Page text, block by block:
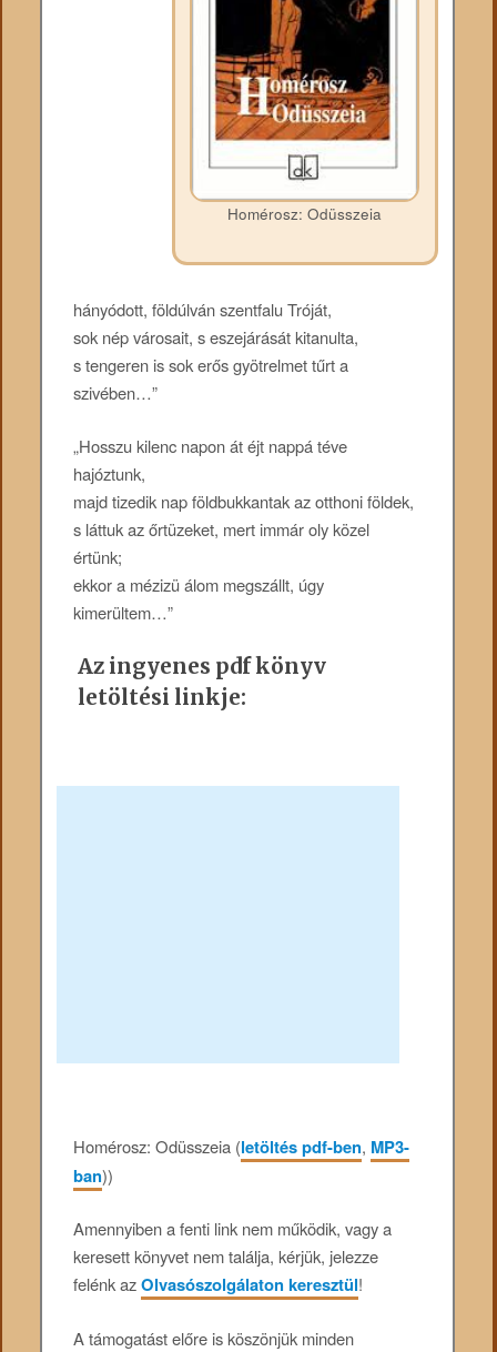
Homérosz: Odüsszeia
hányódott, földúlván szentfalu Tróját,
sok nép városait, s eszejárását kitanulta,
s tengeren is sok erős gyötrelmet tűrt a
szivében…”
„Hosszu kilenc napon át éjt nappá téve
hajóztunk,
majd tizedik nap földbukkantak az otthoni földek,
s láttuk az őrtüzeket, mert immár oly közel
értünk;
ekkor a mézizü álom megszállt, úgy
kimerültem…”
Az ingyenes pdf könyv
letöltési linkje:
Homérosz: Odüsszeia (letöltés pdf-ben, MP3-
ban))
Amennyiben a fenti link nem működik, vagy a
keresett könyvet nem találja, kérjük, jelezze
felénk azOlvasószolgálaton keresztül!
A támogatást előre is köszönjük minden